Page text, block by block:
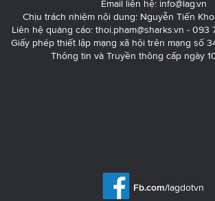
Email liên hệ: info@lag.vn
Chịu trách nhiệm nội dung: Nguyễn Tiến
Liên hệ quảng cáo: thoi.pham@sharks.vn - 093
Giấy phép thiết lập mạng xã hội trên mạng số
Thông tin và Truyền thông cấp ngày
Fb.com/lagdotvn